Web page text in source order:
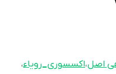
اصل،اکسسوری_رویاء،